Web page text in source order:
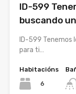
ID-599
buscando
ID-599 Tenemos
para ti…
Habitacións
6